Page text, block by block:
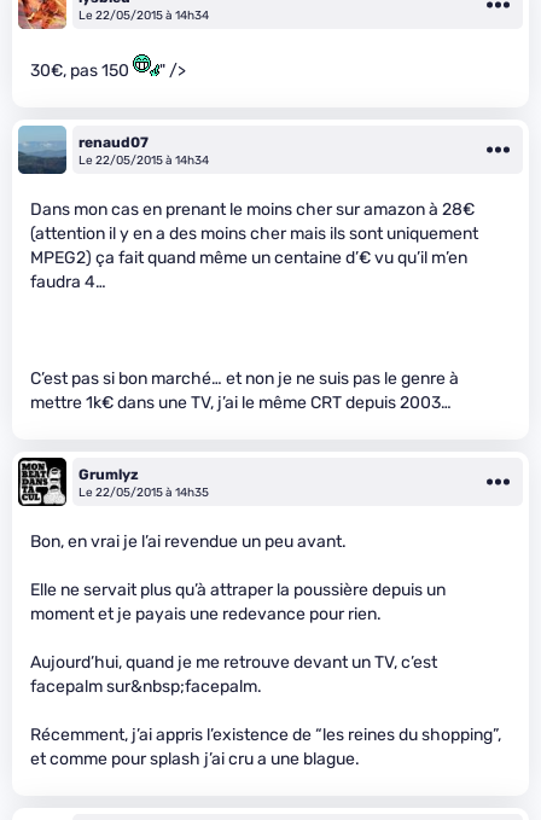
Le 22/05/2015 à 14h34
30€, pas 150 " />
renaud07
Le 22/05/2015 à 14h34
Dans mon cas en prenant le moins cher sur amazon à 28€
(attention il y en a des moins cher mais ils sont uniquement
MPEG2) ça fait quand même un centaine d’€ vu qu’il m’en
faudra 4…
C’est pas si bon marché… et non je ne suis pas le genre à
mettre 1k€ dans une TV, j’ai le même CRT depuis 2003…
Grumlyz
Le 22/05/2015 à 14h35
Bon, en vrai je l’ai revendue un peu avant.
Elle ne servait plus qu’à attraper la poussière depuis un
moment et je payais une redevance pour rien.
Aujourd’hui, quand je me retrouve devant un TV, c’est
facepalm sur&nbsp;facepalm.
Récemment, j’ai appris l’existence de “les reines du shopping”,
et comme pour splash j’ai cru a une blague.